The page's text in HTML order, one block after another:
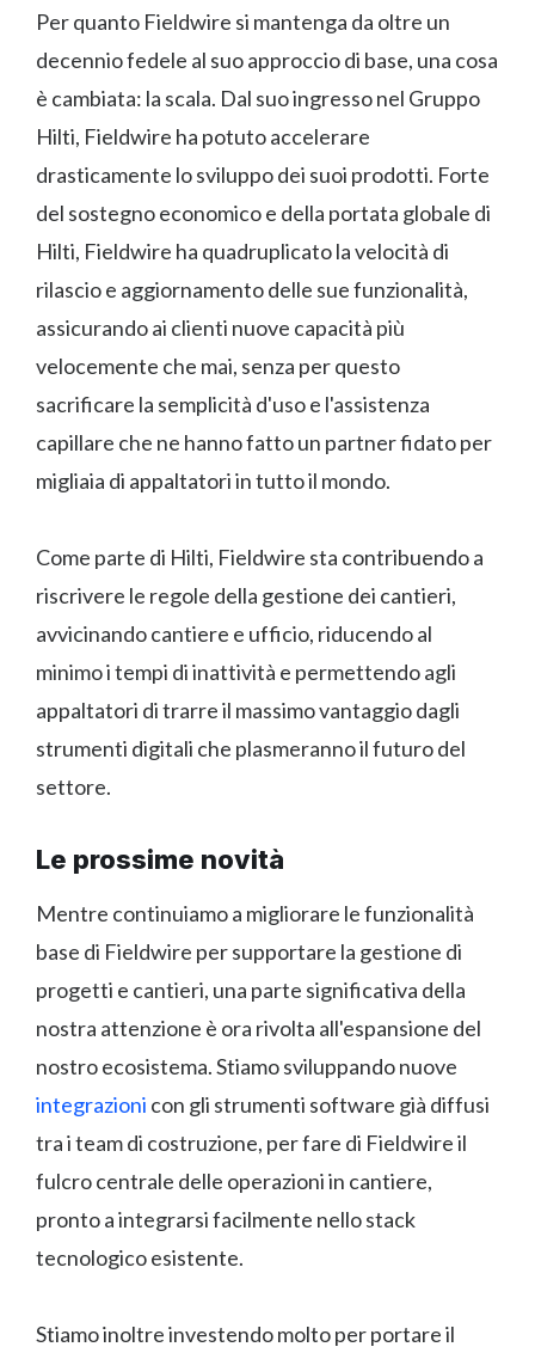
Per quanto Fieldwire si mantenga da oltre un
decennio fedele al suo approccio di base, una cosa
è cambiata: la scala. Dal suo ingresso nel Gruppo
Hilti, Fieldwire ha potuto accelerare
drasticamente lo sviluppo dei suoi prodotti. Forte
del sostegno economico e della portata globale di
Hilti, Fieldwire ha quadruplicato la velocità di
rilascio e aggiornamento delle sue funzionalità,
assicurando ai clienti nuove capacità più
velocemente che mai, senza per questo
sacrificare la semplicità d'uso e l'assistenza
capillare che ne hanno fatto un partner fidato per
migliaia di appaltatori in tutto il mondo.
Come parte di Hilti, Fieldwire sta contribuendo a
riscrivere le regole della gestione dei cantieri,
avvicinando cantiere e ufficio, riducendo al
minimo i tempi di inattività e permettendo agli
appaltatori di trarre il massimo vantaggio dagli
strumenti digitali che plasmeranno il futuro del
settore.
Le prossime novità
Mentre continuiamo a migliorare le funzionalità
base di Fieldwire per supportare la gestione di
progetti e cantieri, una parte significativa della
nostra attenzione è ora rivolta all'espansione del
nostro ecosistema. Stiamo sviluppando nuove
integrazioni con gli strumenti software già diffusi
tra i team di costruzione, per fare di Fieldwire il
fulcro centrale delle operazioni in cantiere,
pronto a integrarsi facilmente nello stack
tecnologico esistente.
Stiamo inoltre investendo molto per portare il